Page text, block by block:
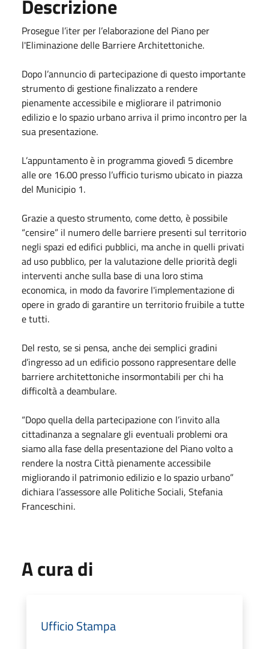
Descrizione
Prosegue l’iter per l’elaborazione del Piano per
l'Eliminazione delle Barriere Architettoniche.
Dopo l’annuncio di partecipazione di questo importante
strumento di gestione finalizzato a rendere
pienamente accessibile e migliorare il patrimonio
edilizio e lo spazio urbano arriva il primo incontro per la
sua presentazione.
L’appuntamento è in programma giovedì 5 dicembre
alle ore 16.00 presso l’ufficio turismo ubicato in piazza
del Municipio 1.
Grazie a questo strumento, come detto, è possibile
“censire” il numero delle barriere presenti sul territorio
negli spazi ed edifici pubblici, ma anche in quelli privati
ad uso pubblico, per la valutazione delle priorità degli
interventi anche sulla base di una loro stima
economica, in modo da favorire l'implementazione di
opere in grado di garantire un territorio fruibile a tutte
e tutti.
Del resto, se si pensa, anche dei semplici gradini
d’ingresso ad un edificio possono rappresentare delle
barriere architettoniche insormontabili per chi ha
difficoltà a deambulare.
“Dopo quella della partecipazione con l’invito alla
cittadinanza a segnalare gli eventuali problemi ora
siamo alla fase della presentazione del Piano volto a
rendere la nostra Città pienamente accessibile
migliorando il patrimonio edilizio e lo spazio urbano”
dichiara l’assessore alle Politiche Sociali, Stefania
Franceschini.
A cura di
Ufficio Stampa